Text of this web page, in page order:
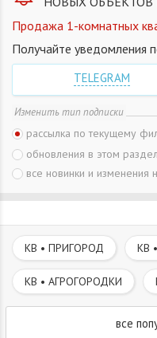
Продажа 1-комнатных
Получайте уведомления
TELEGRAM
Изменить тип подписки
рассылка по текущему
обновления в этом
все новинки и изменения
КВ • ПРИГОРОД КВ
КВ • АГРОГОРОДКИ
все